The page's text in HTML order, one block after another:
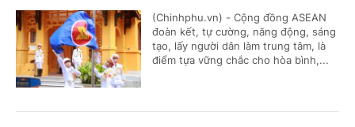
(Chinhphu.vn) - Cộng đồng ASEAN
đoàn kết, tự cường, năng động, sáng
tạo, lấy người dân làm trung tâm, là
điểm tựa vững chắc cho hòa bình,...